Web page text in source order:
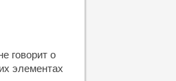
говорит о
элементах